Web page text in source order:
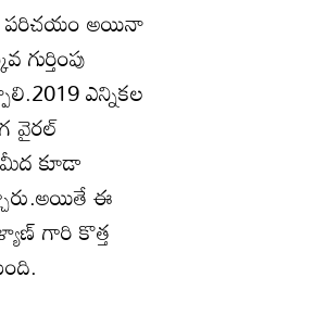
పరిచయం అయినా
ఎన్నికల
వైరల్
కూడా
ఈ
గారి కొత్త